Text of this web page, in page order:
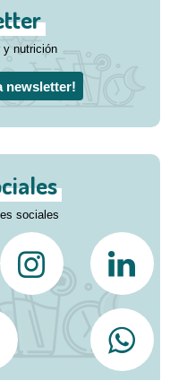
y nutrición
newsletter!
sociales